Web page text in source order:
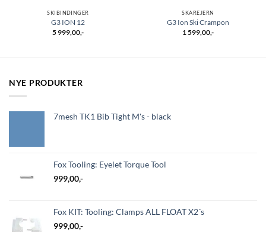
SKIBINDINGER
G3 ION 12
5 999,00,-
SKAREJERN
G3 Ion Ski Crampon
1 599,00,-
NYE PRODUKTER
7mesh TK1 Bib Tight M's - black
Fox Tooling: Eyelet Torque Tool
999,00,-
Fox KIT: Tooling: Clamps ALL FLOAT X2´s
999,00,-